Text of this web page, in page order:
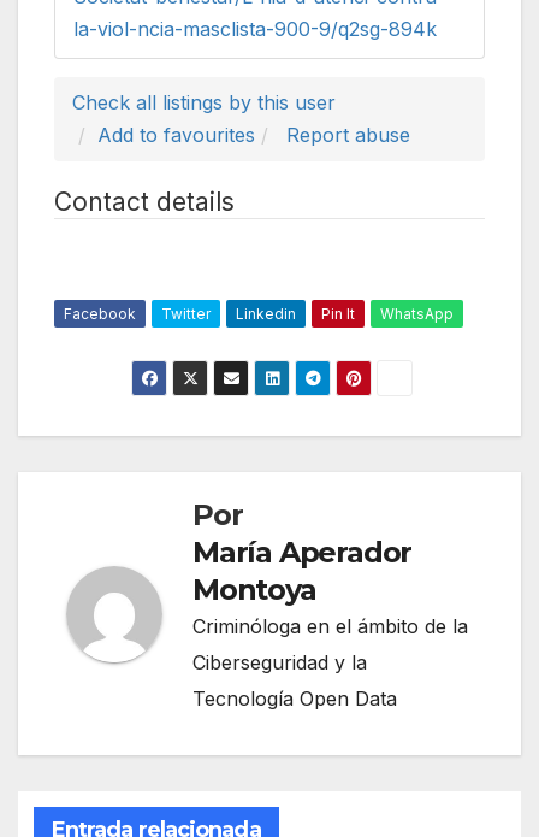
la-viol-ncia-masclista-900-9/q2sg-894k
Check all listings by this user
Add to favourites
Report abuse
Contact details
Facebook Twitter Linkedin Pin It WhatsApp
Por
María Aperador
Montoya
Criminóloga en el ámbito de la
Ciberseguridad y la
Tecnología Open Data
Entrada relacionada